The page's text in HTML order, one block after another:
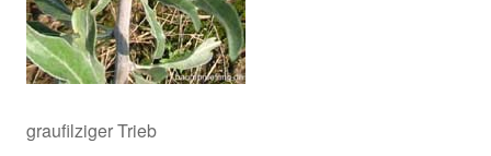
graufilziger Trieb